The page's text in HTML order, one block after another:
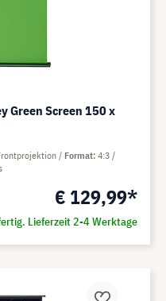
Green Screen 150 x
€ 129,99*
Lieferzeit 2-4 Werktage
Format 4:3